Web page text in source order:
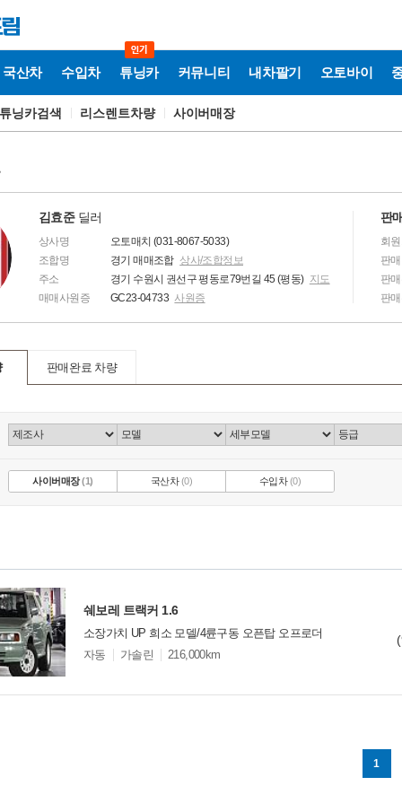
국산차 수입차 튜닝카 커뮤니티 내차팔기 오토바이
닝카검색 리스렌트차량 사이버매장
김효준딜러
상사명
오토매치 (031-8067-5033)
조합명
경기 매매조합 상사/조합정보
주소
경기 수원시 권선구 평동로79번길 45 (평동) 지도
매매사원증
GC23-04733 사원증
판
회
판
판
판
판매완료 차량
사이버매장(1) 국산차(0) 수입차(0)
쉐보레 트랙커 1.6
소장가치 UP 희소 모델/4륜구동 오픈탑 오프로더
모
션
자동 가솔린 216,000km
1